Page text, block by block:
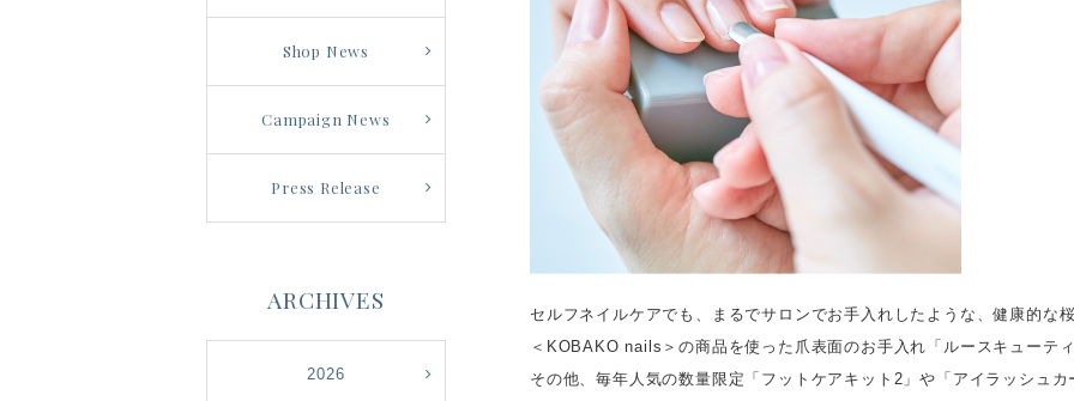
セルフネイルケアでも、まるでサロンでお手入れしたような、健康的な桜
＜KOBAKO nails＞の商品を使った爪表面のお手入れ「ルースキューテ
その他、毎年人気の数量限定「フットケアキット2」や「アイラッシュ
Shop News
Campaign News
Press Release
ARCHIVES
2026